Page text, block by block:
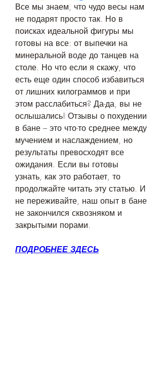
Все мы знаем, что чудо весы нам
не подарят просто так. Но в
поисках идеальной фигуры мы
готовы на все: от выпечки на
минеральной воде до танцев на
столе. Но что если я скажу, что
есть еще один способ избавиться
от лишних килограммов и при
этом расслабиться? Да-да, вы не
ослышались! Отзывы о похудении
в бане – это что-то среднее между
мучением и наслаждением, но
результаты превосходят все
ожидания. Если вы готовы
узнать, как это работает, то
продолжайте читать эту статью. И
не переживайте, наш опыт в бане
не закончился сквозняком и
закрытыми порами.
ПОДРОБНЕЕ ЗДЕСЬ